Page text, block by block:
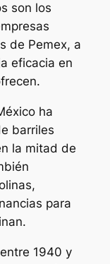
son los
de Pemex, a
eficacia en
ha
barriles
la mitad de
para
1940 y